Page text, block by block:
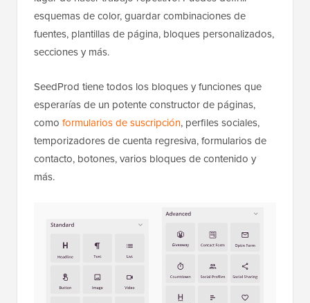
esquemas de color, guardar combinaciones de
fuentes, plantillas de página, bloques personalizados,
secciones y más.
SeedProd tiene todos los bloques y funciones que
esperarías de un potente constructor de páginas,
como formularios de suscripción, perfiles sociales,
temporizadores de cuenta regresiva, formularios de
contacto, botones, varios bloques de contenido y
más.